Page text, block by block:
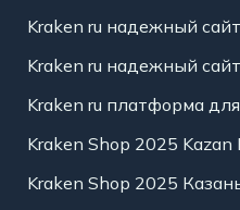
Kraken ru надежный сайт
Kraken ru надежный
Kraken ru платформа
Kraken Shop 2025
Kraken Shop 2025